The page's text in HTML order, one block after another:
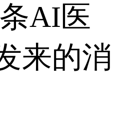
AI医
来的消